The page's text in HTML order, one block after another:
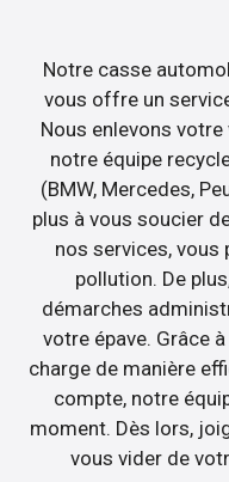
Notre casse
vous offre un
Nous enlevons votre
notre équipe
(BMW, Mercedes,
plus à vous soucier
nos services, vous
pollution. De
démarches
votre épave. Grâce
charge de manière
compte, notre
moment. Dès lors,
vous vider de